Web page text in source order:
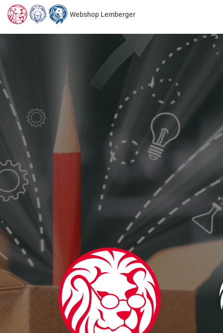
Webshop Lemberger